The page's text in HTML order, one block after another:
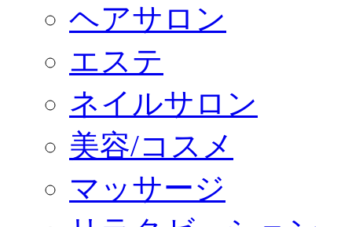
ヘアサロン
エステ
ネイルサロン
美容/コスメ
マッサージ